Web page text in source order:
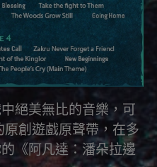
絕美無比的音樂，可
創遊戲原聲帶，在多
《阿凡達：潘朵拉邊